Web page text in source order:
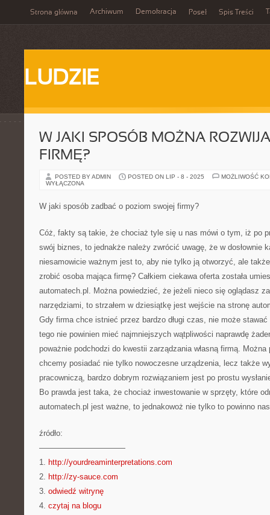
Strona główna Archiwum Demokracja Poseł Spis Treści
LUDZIE
W JAKI SPOSÓB MOŻNA
FIRMĘ?
POSTED BY ADMIN POSTED ON LIP - 8 - 2025
MOŻLIWOŚĆ
WYŁĄCZONA
W jaki sposób zadbać o poziom swojej firmy?
Cóż, fakty są takie, że chociaż tyle się u nas mówi o tym, iż po
swój biznes, to jednakże należy zwrócić uwagę, że w dosłownie
niesamowicie ważnym jest to, aby nie tylko ją otworzyć, ale
zrobić osoba mająca firmę? Całkiem ciekawa oferta została
automatech.pl. Można powiedzieć, że jeżeli nieco się oglądasz
narzędziami, to strzałem w dziesiątkę jest wejście na stronę
Gdy firma chce istnieć przez bardzo długi czas, nie może
tego nie powinien mieć najmniejszych wątpliwości naprawdę
poważnie podchodzi do kwestii zarządzania własną firmą.
chcemy posiadać nie tylko nowoczesne urządzenia, lecz także
pracowniczą, bardzo dobrym rozwiązaniem jest po prostu
Bo prawda jest taka, że chociaż inwestowanie w sprzęty, które
automatech.pl jest ważne, to jednakowoż nie tylko to powinno
źródło:
———————————
1. http://yourdreaminterpretations.com
2. http://zy-sauce.com
3. odwiedź witrynę
4. czytaj na blogu